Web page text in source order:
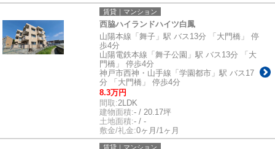
賃貸｜マンション
西脇ハイランドハイツ白鳳
山陽本線「舞子」駅 バス13分 「大門橋」 停
歩4分
山陽電鉄本線「舞子公園」駅 バス13分 「大
門橋」 停歩4分
神戸市西神・山手線「学園都市」駅 バス17
分 「大門橋」 停歩4分
8.3万円
間取:2LDK
建物面積:- / 20.17坪
土地面積:- / -
敷金/礼金:0ヶ月/1ヶ月
賃貸｜マンション